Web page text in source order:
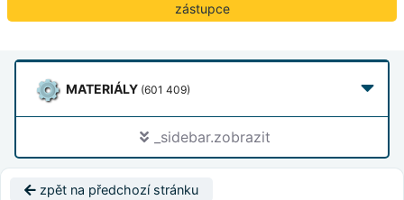
zástupce
MATERIÁLY (601 409)
_sidebar.zobrazit
zpět na předchozí stránku